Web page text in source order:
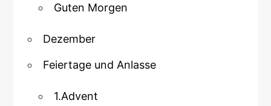
Guten Morgen
Dezember
Feiertage und Anlasse
1.Advent